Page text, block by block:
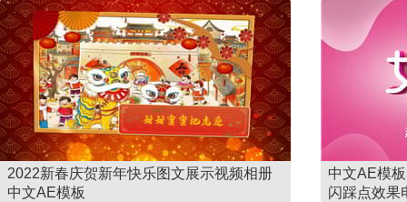
2022新春庆贺新年快乐图文展示视频相册
中文AE模板
中文AE模
闪踩点效果